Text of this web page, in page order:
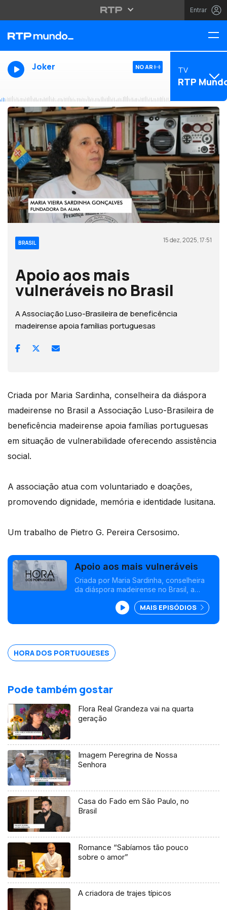
Entrar
Joker NO AR TV
RTP
BRASIL 15 dez, 2025, 17:51
Apoio aos mais
vulneráveis no Brasil
A Associação Luso-Brasileira de beneficência
madeirense apoia famílias portuguesas
Criada por Maria Sardinha, conselheira da diáspora
madeirense no Brasil a Associação Luso-Brasileira de
beneficência madeirense apoia famílias portuguesas
em situação de vulnerabilidade oferecendo assistência
social.
A associação atua com voluntariado e doações,
promovendo dignidade, memória e identidade lusitana.
Um trabalho de Pietro G. Pereira Cersosimo.
Apoio aos mais vulneráveis
Criada por Maria Sardinha, conselheira
da diáspora madeirense no Brasil, a
portuguesas vulneráveis com assistência
social, voluntariado e doações.
MAIS EPISÓDIOS
HORA DOS PORTUGUESES
Pode também gostar
Flora Real Grandeza vai na quarta
geração
Imagem Peregrina de Nossa
Senhora
Casa do Fado em São Paulo, no
Brasil
Romance “Sabíamos tão pouco
sobre o amor”
A criadora de trajes típicos